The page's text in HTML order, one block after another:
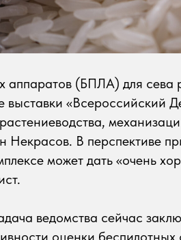
аппаратов (БПЛА) для сева
выставки «Всероссийский
В перспективе
может дать «очень
ведомства сейчас
оценки беспилотных